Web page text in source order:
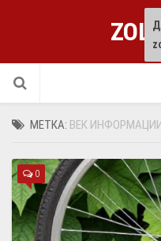
Прислать статью
МЕТКА: ВЕК
0